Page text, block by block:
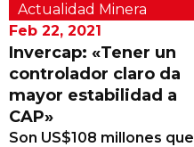
Minería Superficie
Minerí­a Subterránea
Proveedores
Actualidad Minera
Feb 22, 2021
Invercap: «Tener un
controlador claro da
mayor estabilidad a
CAP»
Son US$108 millones que